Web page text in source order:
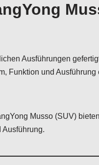
Ausführungen
Funktion und Ausführung
Musso (SUV)